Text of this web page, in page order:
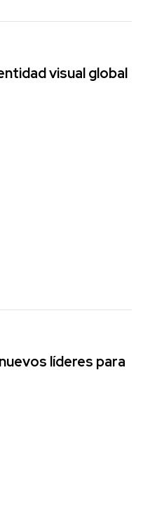
visual global
líderes para